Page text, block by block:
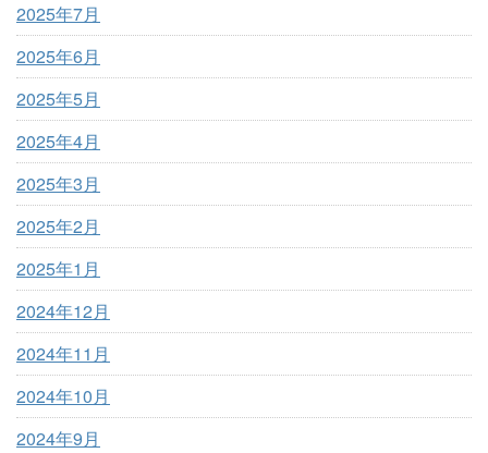
2025年7月
2025年6月
2025年5月
2025年4月
2025年3月
2025年2月
2025年1月
2024年12月
2024年11月
2024年10月
2024年9月